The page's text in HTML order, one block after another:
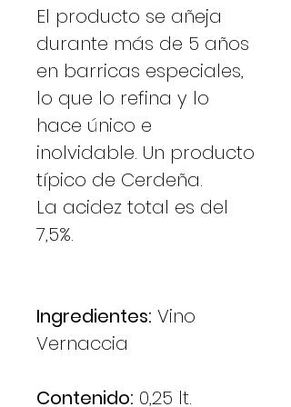
El producto se añeja
durante más de 5 años
en barricas especiales,
lo que lo refina y lo
hace único e
inolvidable. Un producto
típico de Cerdeña.
La acidez total es del
7,5%.
Ingredientes: Vino
Vernaccia
Contenido: 0,25 lt.